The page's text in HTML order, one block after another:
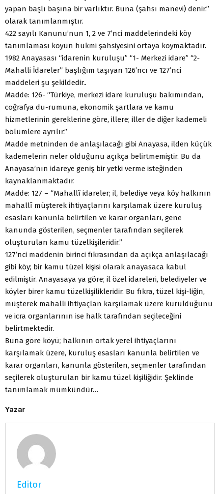
yapan başlı başına bir varlıktır. Buna (şahsı manevi) denir.”
olarak tanımlanmıştır.
422 sayılı Kanunu’nun 1, 2 ve 7’nci maddelerindeki köy
tanımlaması köyün hükmi şahsiyesini ortaya koymaktadır.
1982 Anayasası “idarenin kuruluşu” “1- Merkezi idare” “2-
Mahalli İdareler” başlığım taşıyan 126’ncı ve 127’nci
maddeleri şu şekildedir..
Madde: 126- “Türkiye, merkezi idare kuruluşu bakımından,
coğrafya du-rumuna, ekonomik şartlara ve kamu
hizmetlerinin gereklerine göre, illere; iller de diğer kademeli
bölümlere ayrılır.”
Madde metninden de anlaşılacağı gibi Anayasa, ilden küçük
kademelerin neler olduğunu açıkça belirtmemiştir. Bu da
Anayasa’nın idareye geniş bir yetki verme isteğinden
kaynaklanmaktadır.
Madde: 127 – “Mahallî idareler; il, belediye veya köy halkının
mahallî müşterek ihtiyaçlarını karşılamak üzere kuruluş
esasları kanunla belirtilen ve karar organları, gene
kanunda gösterilen, seçmenler tarafından seçilerek
oluşturulan kamu tüzelkişileridir.”
127’nci maddenin birinci fıkrasından da açıkça anlaşılacağı
gibi köy; bir kamu tüzel kişisi olarak anayasaca kabul
edilmiştir. Anayasaya ya göre; il özel idareleri, belediyeler ve
köyler birer kamu tüzelkişilikleridir. Bu fıkra, tüzel kişi-liğin,
müşterek mahalli ihtiyaçlan karşılamak üzere kurulduğunu
ve icra organlarının ise halk tarafından seçileceğini
belirtmektedir.
Buna göre köyü; halkının ortak yerel ihtiyaçlarını
karşılamak üzere, kuruluş esasları kanunla belirtilen ve
karar organları, kanunla gösterilen, seçmenler tarafından
seçilerek oluşturulan bir kamu tüzel kişiliğidir. Şeklinde
tanımlamak mümkündür…
Yazar
Editor